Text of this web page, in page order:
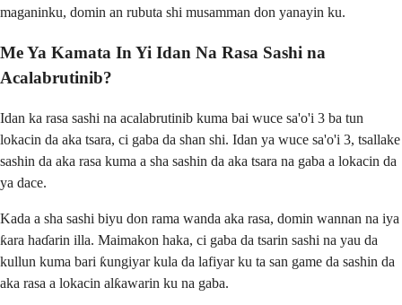
maganinku, domin an rubuta shi musamman don yanayin ku.
Me Ya Kamata In Yi Idan Na Rasa Sashi na
Acalabrutinib?
Idan ka rasa sashi na acalabrutinib kuma bai wuce sa'o'i 3 ba tun
lokacin da aka tsara, ci gaba da shan shi. Idan ya wuce sa'o'i 3, tsallake
sashin da aka rasa kuma a sha sashin da aka tsara na gaba a lokacin da
ya dace.
Kada a sha sashi biyu don rama wanda aka rasa, domin wannan na iya
ƙara haɗarin illa. Maimakon haka, ci gaba da tsarin sashi na yau da
kullun kuma bari ƙungiyar kula da lafiyar ku ta san game da sashin da
aka rasa a lokacin alƙawarin ku na gaba.